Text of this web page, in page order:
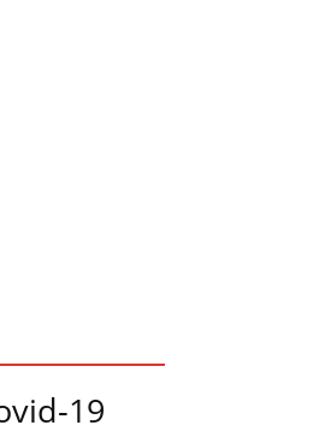
19